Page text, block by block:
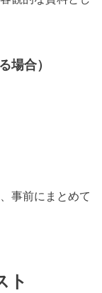
場合）
事前にまとめて
ト